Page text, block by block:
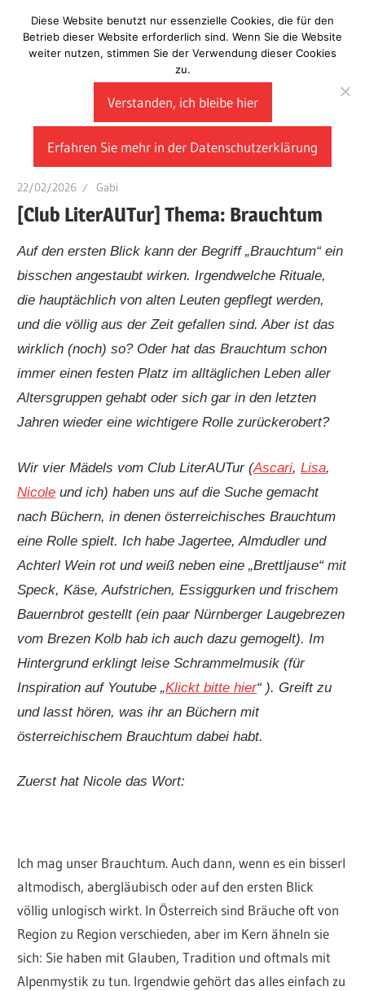
Inhalt
springen
Laberladen
22/02/2026 Gabi
[Club LiterAUTur] Thema: Brauchtum
Auf den ersten Blick kann der Begriff „Brauchtum“ ein
bisschen angestaubt wirken. Irgendwelche Rituale,
die hauptächlich von alten Leuten gepflegt werden,
und die völlig aus der Zeit gefallen sind. Aber ist das
wirklich (noch) so? Oder hat das Brauchtum schon
immer einen festen Platz im alltäglichen Leben aller
Altersgruppen gehabt oder sich gar in den letzten
Jahren wieder eine wichtigere Rolle zurückerobert?
Wir vier Mädels vom Club LiterAUTur (Ascari,Lisa,
Nicole und ich) haben uns auf die Suche gemacht
nach Büchern, in denen österreichisches Brauchtum
eine Rolle spielt. Ich habe Jagertee, Almdudler und
Achterl Wein rot und weiß neben eine „Brettljause“ mit
Speck, Käse, Aufstrichen, Essiggurken und frischem
Bauernbrot gestellt (ein paar Nürnberger Laugebrezen
vom Brezen Kolb hab ich auch dazu gemogelt). Im
Hintergrund erklingt leise Schrammelmusik (für
Inspiration auf Youtube „Klickt bitte hier“ ). Greift zu
und lasst hören, was ihr an Büchern mit
österreichischem Brauchtum dabei habt.
Zuerst hat Nicole das Wort:
Ich mag unser Brauchtum. Auch dann, wenn es ein bisserl
altmodisch, abergläubisch oder auf den ersten Blick
völlig unlogisch wirkt. In Österreich sind Bräuche oft von
Region zu Region verschieden, aber im Kern ähneln sie
sich: Sie haben mit Glauben, Tradition und oftmals mit
Alpenmystik zu tun. Irgendwie gehört das alles einfach zu
Diese Website benutzt nur essenzielle Cookies, die für den
Betrieb dieser Website erforderlich sind. Wenn Sie die Website
weiter nutzen, stimmen Sie der Verwendung dieser Cookies
zu.
Verstanden, ich bleibe hier
Erfahren Sie mehr in der Datenschutzerklärung